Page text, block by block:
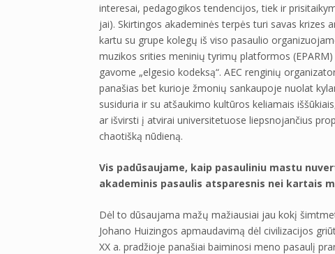
interesai, pedagogikos tendencijos, tiek ir
jai). Skirtingos akademinės terpės turi savas krizes
kartu su grupe kolegų iš viso pasaulio
muzikos srities meninių tyrimų platformos
gavome „elgesio kodeksą“. AEC renginių
panašias bet kurioje žmonių sankaupoje nuolat
susiduria ir su atšaukimo kultūros keliamais
ar išvirsti į atvirai universitetuose liepsnojančius
chaotišką nūdieną.
Vis padūsaujame, kaip pasauliniu mastu
akademinis pasaulis atsparesnis nei kartais
Dėl to dūsaujama mažų mažiausiai jau kokį
Johano Huizingos apmaudavimą dėl civilizacijos
XX a. pradžioje panašiai baiminosi meno pasaulį